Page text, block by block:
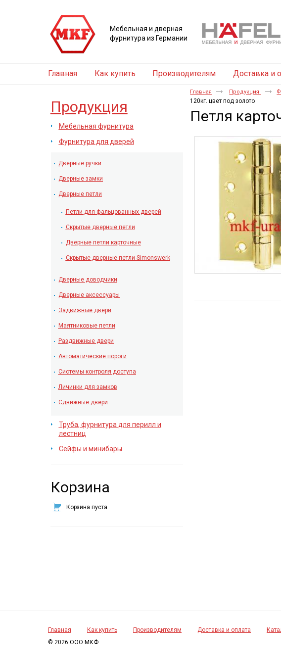
Мебельная и дверная
фурнитура из Германии
Главная Как купить Производителям Доставка и
Продукция
Мебельная фурнитура
Фурнитура для дверей
Дверные ручки
Дверные замки
Дверные петли
Петли для фальцованных дверей
Скрытые дверные петли
Дверные петли карточные
Скрытые дверные петли Simonswerk
Дверные доводчики
Дверные аксессуары
Задвижные двери
Маятниковые петли
Раздвижные двери
Автоматические пороги
Системы контроля доступа
Личинки для замков
Сдвижные двери
Труба, фурнитура для перилл и
лестниц
Сейфы и минибары
Корзина
Корзина пуста
Главная Продукция
120кг. цвет под золото
Петля
Главная Как купить Производителям Доставка и оплата
© 2026 ООО МКФ